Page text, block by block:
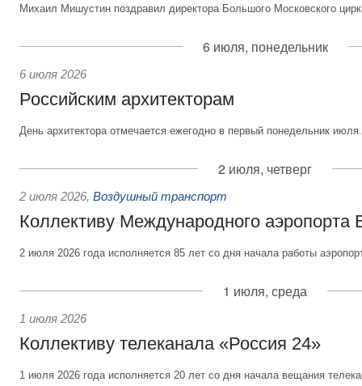
Михаил Мишустин поздравил директора Большого Московского
6 июля, понедельник
6 июля 2026
Российским архитекторам
День архитектора отмечается ежегодно в первый понедельник июля.
2 июля, четверг
2 июля 2026, Воздушный транспорт
Коллективу Международного аэропорта
2 июля 2026 года исполняется 85 лет со дня начала работы
1 июля, среда
1 июля 2026
Коллективу телеканала «Россия 24»
1 июля 2026 года исполняется 20 лет со дня начала вещания